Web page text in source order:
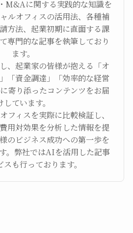
M&Aに関する実践的な知識を
ルオフィスの活用法、各種補
方法、起業初期に直面する課
専門的な記事を執筆しており
ます。
、起業家の皆様が抱える「オ
「資金調達」「効率的な経営
寄り添ったコンテンツをお届
しています。
フィスを実際に比較検証し、
用対効果を分析した情報を提
のビジネス成功への第一歩を
。弊社ではAIを活用した記事
も行っております。